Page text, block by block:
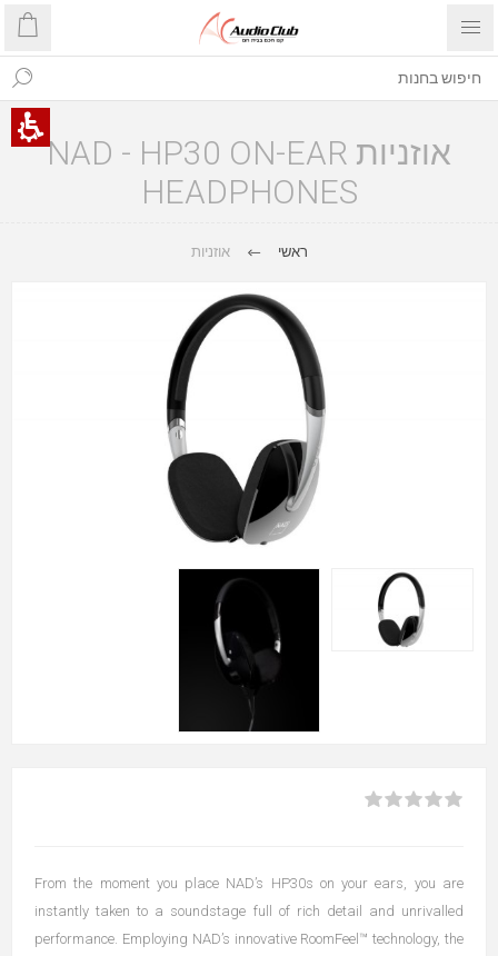
אוזניות NAD - HP30 ON-EAR
HEADPHONES
ראשי אוזניות
From the moment you place NAD’s HP30s on your ears, you are
instantly taken to a soundstage full of rich detail and unrivalled
performance. Employing NAD’s innovative RoomFeel™ technology, the